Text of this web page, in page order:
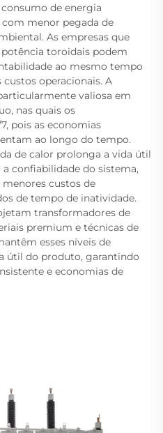
de energia
menor pegada de
As empresas que
toroidais podem
ao mesmo tempo
operacionais. A
valiosa em
nas quais os
pois as economias
ao longo do tempo.
de calor prolonga a vida útil
confiabilidade do sistema,
custos de
de tempo de inatividade.
transformadores de
premium e técnicas de
esses níveis de
útil do produto, garantindo
e economias de